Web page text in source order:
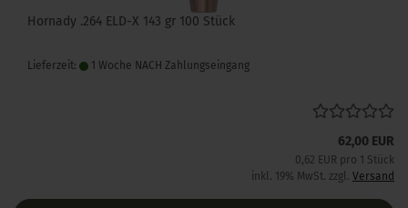
Hornady .264 ELD-X 143 gr 100 Stück
Lieferzeit: 1 Woche NACH Zahlungseingang
62,00 EUR
0,62 EUR pro 1 Stück
inkl. 19% MwSt. zzgl. Versand